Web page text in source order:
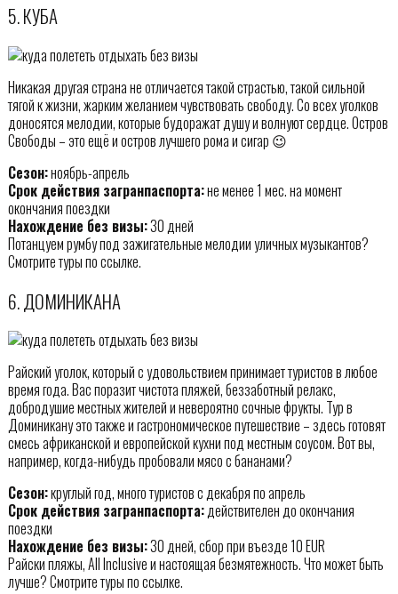
5. КУБА
Никакая другая страна не отличается такой страстью, такой сильной
тягой к жизни, жарким желанием чувствовать свободу. Со всех уголков
доносятся мелодии, которые будоражат душу и волнуют сердце. Остров
Свободы – это ещё и остров лучшего рома и сигар 😉
Сезон:ноябрь-апрель
Срок действия загранпаспорта:не менее 1 мес. на момент
окончания поездки
Нахождение без визы:30 дней
Потанцуем румбу под зажигательные мелодии уличных музыкантов?
Смотрите туры по ссылке.
6. ДОМИНИКАНА
Райский уголок, который с удовольствием принимает туристов в любое
время года. Вас поразит чистота пляжей, беззаботный релакс,
добродушие местных жителей и невероятно сочные фрукты. Тур в
Доминикану это также и гастрономическое путешествие – здесь готовят
смесь африканской и европейской кухни под местным соусом. Вот вы,
например, когда-нибудь пробовали мясо с бананами?
Сезон:круглый год, много туристов с декабря по апрель
Срок действия загранпаспорта:действителен до окончания
поездки
Нахождение без визы:30 дней, сбор при въезде 10 EUR
Райски пляжы, All Inclusive и настоящая безмятежность. Что может быть
лучше? Смотрите туры по ссылке.